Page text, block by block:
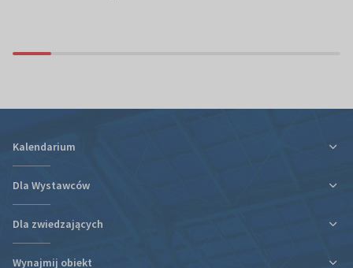
Kalendarium
Dla Wystawców
Ulga podatkowa za udział w targach
Dla zwiedzających
Wynajmij obiekt